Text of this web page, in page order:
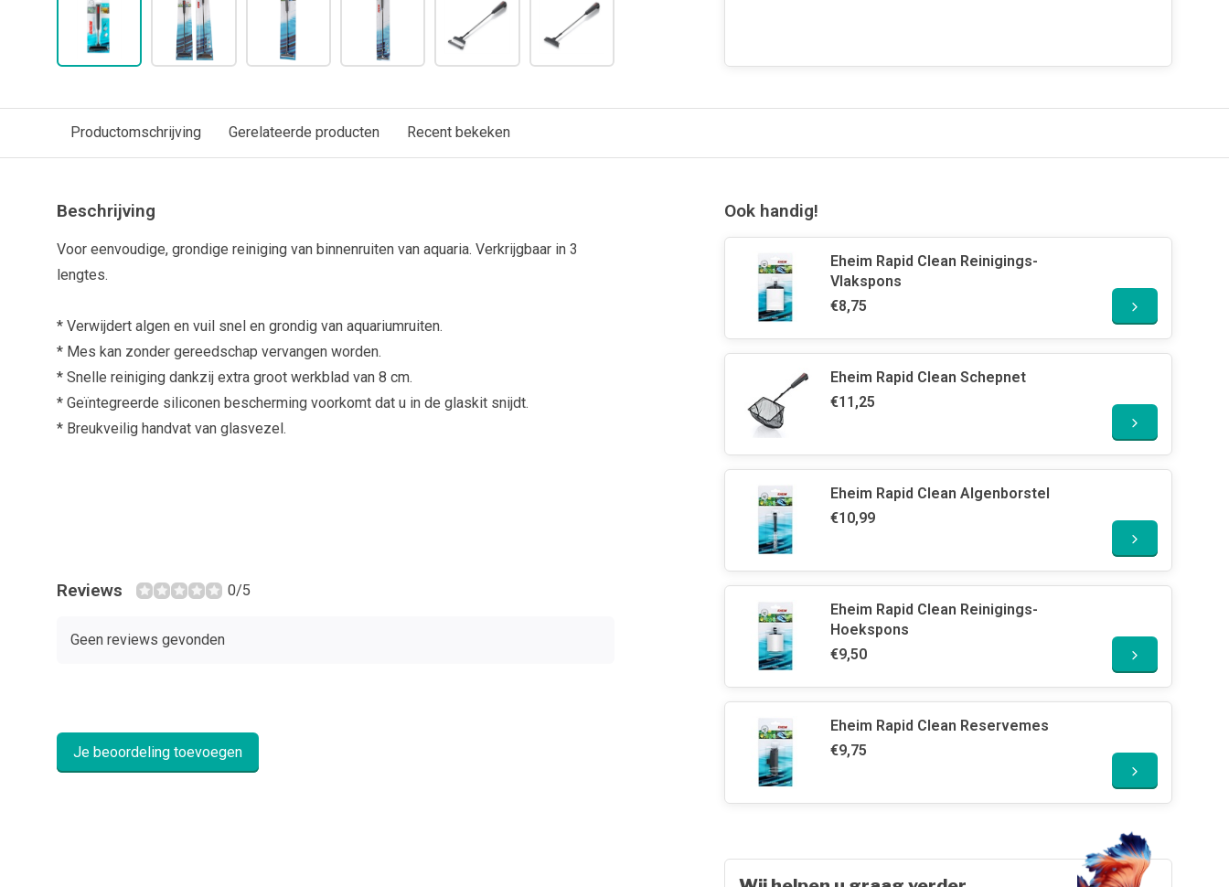
Productomschrijving Gerelateerde producten Recent bekeken
Beschrijving
Voor eenvoudige, grondige reiniging van binnenruiten van aquaria. Verkrijgbaar in 3
lengtes.
* Verwijdert algen en vuil snel en grondig van aquariumruiten.
* Mes kan zonder gereedschap vervangen worden.
* Snelle reiniging dankzij extra groot werkblad van 8 cm.
* Geïntegreerde siliconen bescherming voorkomt dat u in de glaskit snijdt.
* Breukveilig handvat van glasvezel.
Reviews 0/5
Geen reviews gevonden
Je beoordeling toevoegen
Ook handig!
Eheim Rapid Clean Reinigings-
Vlakspons
€8,75
Eheim Rapid Clean Schepnet
€11,25
Eheim Rapid Clean Algenborstel
€10,99
Eheim Rapid Clean Reinigings-
Hoekspons
€9,50
Eheim Rapid Clean Reservemes
€9,75